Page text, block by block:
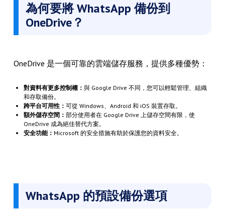
為何要將 WhatsApp 備份到
OneDrive？
OneDrive 是一個可靠的雲端儲存服務，提供多種優勢：
對資料有更多控制權： 與 Google Drive 不同，您可以輕鬆管理、組織
和存取備份。
跨平台可用性： 可從 Windows、Android 和 iOS 裝置存取。
額外儲存空間： 部分使用者在 Google Drive 上儲存空間有限，使
OneDrive 成為絕佳替代方案。
安全功能： Microsoft 的安全措施有助於保護您的資料安全。
WhatsApp 的預設備份選項